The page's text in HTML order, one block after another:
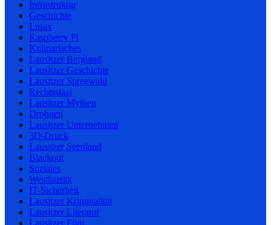
Infrastruktur
Geschichte
Linux
Raspberry Pi
Kulinarisches
Lausitzer Bergland
Lausitzer Geschichte
Lausitzer Spreewald
Rechtsstaat
Lausitzer Mythen
Drohnen
Lausitzer Unternehmen
3D-Druck
Lausitzer Seenland
Blackout
Soziales
Westlausitz
IT-Sicherheit
Lausitzer Kriminalität
Lausitzer Literatur
Lausitzer Film